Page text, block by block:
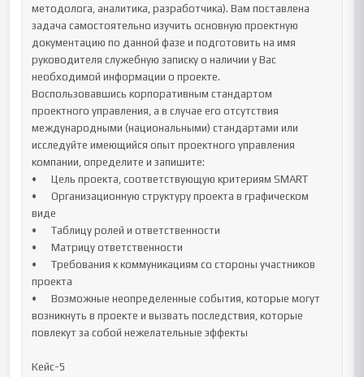
методолога, аналитика, разработчика). Вам поставлена
задача самостоятельно изучить основную проектную
документацию по данной фазе и подготовить на имя
руководителя служебную записку о наличии у Вас
необходимой информации о проекте.
Воспользовавшись корпоративным стандартом
проектного управления, а в случае его отсутствия
международными (национальными) стандартами или
исследуйте имеющийся опыт проектного управления
компании, определите и запишите:
•	Цель проекта, соответствующую критериям SMART
•	Организационную структуру проекта в графическом
виде
•	Таблицу ролей и ответственности
•	Матрицу ответственности
•	Требования к коммуникациям со стороны участников
проекта
•	Возможные неопределенные события, которые могут
возникнуть в проекте и вызвать последствия, которые
повлекут за собой нежелательные эффекты
Кейс-5